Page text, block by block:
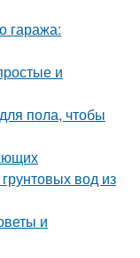
гаража:
и
пола, чтобы
вод из
и